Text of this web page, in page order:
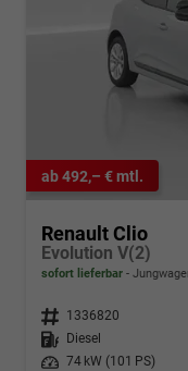
ab 492,– € mtl.
Renault Clio
Evolution V(2)
sofort lieferbar
Fahrzeugnr. 1336820
Kraftstoff
Diesel
Leistung
74 kW (101 PS)